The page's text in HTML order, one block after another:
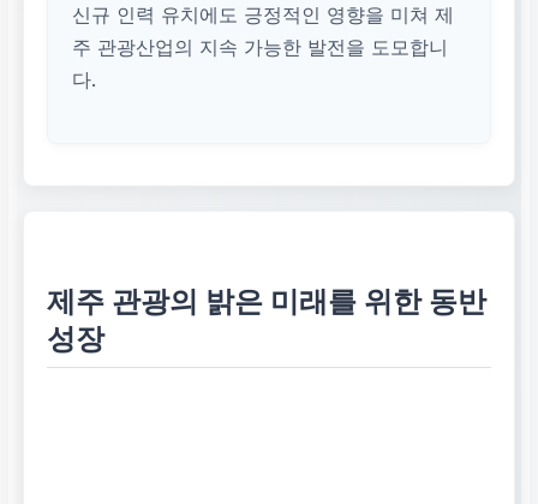
신규 인력 유치에도 긍정적인 영향을 미쳐 제
주 관광산업의 지속 가능한 발전을 도모합니
다.
제주 관광의 밝은 미래를 위한 동반
성장